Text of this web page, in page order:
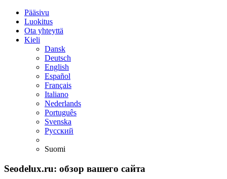
Pääsivu
Luokitus
Ota yhteyttä
Kieli
Dansk
Deutsch
English
Español
Français
Italiano
Nederlands
Português
Svenska
Русский
Suomi
Seodelux.ru: обзор вашего сайта